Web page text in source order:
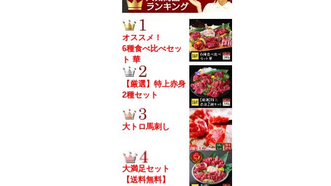
オススメ！
6種食べ比べセッ
ト 華
【厳選】特上赤身
2種セット
大トロ馬刺し
大満足セット
【送料無料】